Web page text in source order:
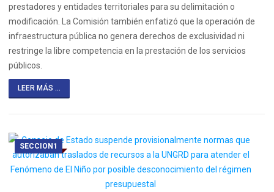
prestadores y entidades territoriales para su delimitación o
modificación. La Comisión también enfatizó que la operación de
infraestructura pública no genera derechos de exclusividad ni
restringe la libre competencia en la prestación de los servicios
públicos.
LEER MÁS ...
SECCION1